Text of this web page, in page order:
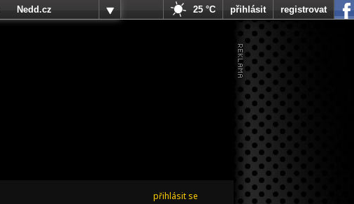
přihlásit se
Nedd.cz
25 °C přihlásit registrovat